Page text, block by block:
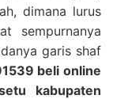
dimana lurus
sempurnanya
garis shaf
beli online
kabupaten